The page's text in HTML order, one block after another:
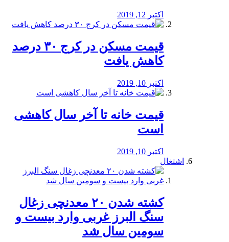
اکتبر 12, 2019
️قیمت مسکن در کرج ۳۰ درصد
کاهش یافت
اکتبر 10, 2019
قیمت خانه تا آخر سال کاهشی
است
اکتبر 10, 2019
اشتغال
کشته شدن ۲۰ معدنچی زغال
سنگ البرز غربی وارد بیست و
سومین سال شد